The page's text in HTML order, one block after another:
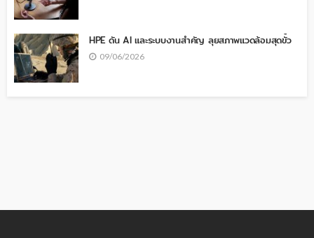
HPE ดัน AI และระบบงานสำคัญ ลุยสภาพแวดล้อมสุดขั้ว
09/06/2026